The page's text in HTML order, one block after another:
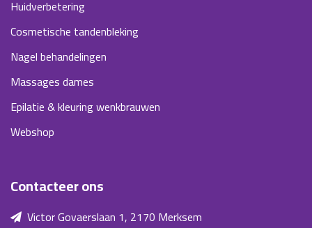
Huidverbetering
Cosmetische tandenbleking
Nagel behandelingen
Massages dames
Epilatie & kleuring wenkbrauwen
Webshop
Contacteer ons
Victor Govaerslaan 1, 2170 Merksem